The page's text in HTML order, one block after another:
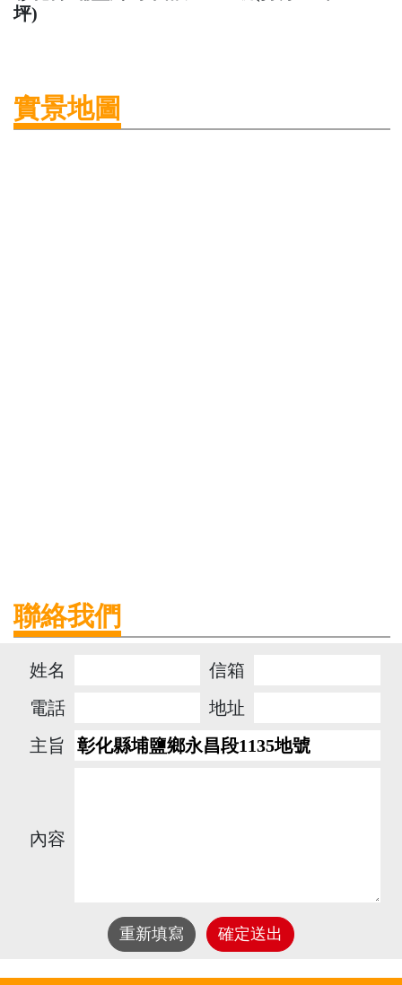
坪)
實景地圖
聯絡我們
姓名
信箱
電話
地址
主旨
內容
重新填寫 確定送出